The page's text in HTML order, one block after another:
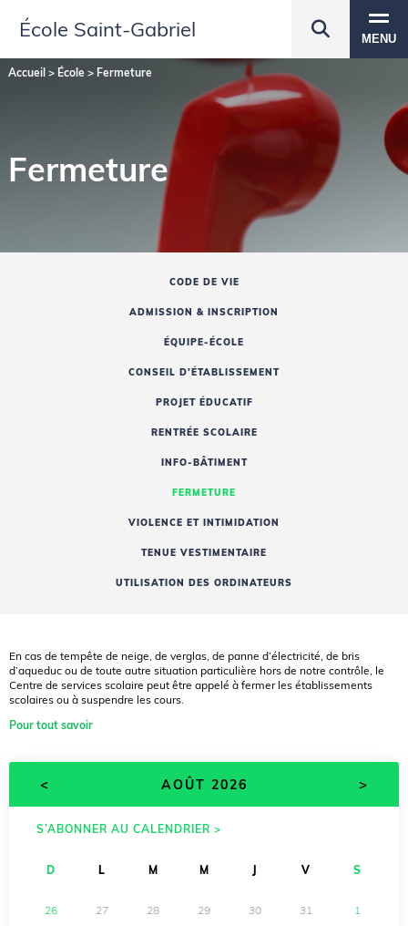
École Saint‑Gabriel MENU
Accueil> École > Fermeture
Fermeture
CODE DE VIE
ADMISSION & INSCRIPTION
ÉQUIPE-ÉCOLE
CONSEIL D’ÉTABLISSEMENT
PROJET ÉDUCATIF
RENTRÉE SCOLAIRE
INFO-BÂTIMENT
FERMETURE
VIOLENCE ET INTIMIDATION
TENUE VESTIMENTAIRE
UTILISATION DES ORDINATEURS
En cas de tempête de neige, de verglas, de panne d’électricité, de bris
d’aqueduc ou de toute autre situation particulière hors de notre contrôle, le
Centre de services scolaire peut être appelé à fermer les établissements
scolaires ou à suspendre les cours.
Pour tout savoir
< AOÛT 2026 >
S’ABONNER AU CALENDRIER >
D L M M V S
26 27 28 29 30 31 1